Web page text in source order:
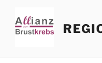
Inhalt
springen